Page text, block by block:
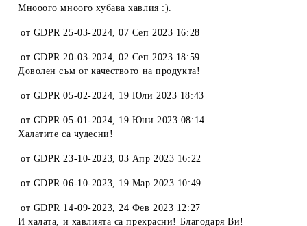
Мнооого мноого хубава хавлия :).
от GDPR 25-03-2024,07 Сеп 2023 16:28
от GDPR 20-03-2024,02 Сеп 2023 18:59
Доволен съм от качеството на продукта!
от GDPR 05-02-2024, 19 Юли 2023 18:43
от GDPR 05-01-2024, 19 Юни 2023 08:14
Халатите са чудесни!
от GDPR 23-10-2023,03 Апр 2023 16:22
от GDPR 06-10-2023, 19 Мар 2023 10:49
от GDPR 14-09-2023,24 Фев 2023 12:27
И халата, и хавлията са прекрасни! Благодаря Ви!